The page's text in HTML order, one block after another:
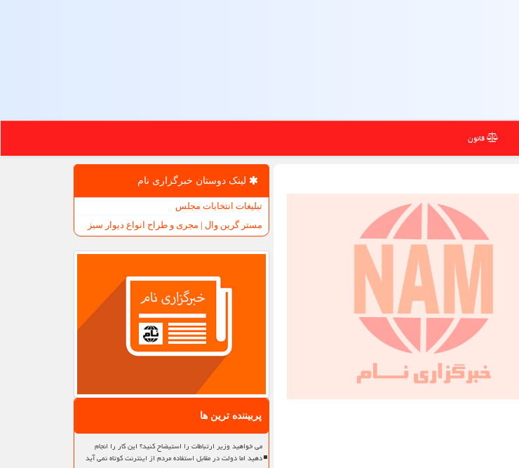
قانون
لینک دوستان خبرگزاری نام
تبلیغات انتخابات مجلس
مستر گرین وال | مجری و طراح انواع دیوار سبز
پربیننده ترین ها
می خواهید وزیر ارتباطات را استیضاح کنید؟ این کار را انجام
دهید اما دولت در مقابل استفاده مردم از اینترنت کوتاه نمی آید